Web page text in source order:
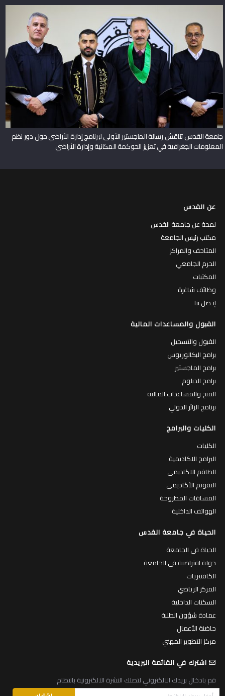
جامعة القدس تناقش رسالة الماجستير الأولى لبرنامج إدارة الأراضي حول دور نظم
المعلومات الجغرافية في تعزيز الحوكمة المكانية وإدارة الأراضي
عن القدس
لمحة عن جامعة القدس
مكتب رئيس الجامعة
المتاحف والمراكز
الحرم الجامعي
المكتبات
وظائف شاغرة
إتـصل بنا
القبول والمساعدات المالية
القبول والتسجيل
برامج البكالوريوس
برامج الماجستير
برامج الدبلوم
المنح والمساعدات المالية
برنامج الزائر الدولي
الكليات والبرامج
الكليات
البرامج الاكاديمية
الطاقم الاكاديمي
التقويم الأكاديمي
المساقات المطروحة
الهواتف الداخلية
الحياة في جامعة القدس
الحياة في الجامعة
جولة افتراضية في الجامعة
الكافتيريات
المركز الرياضي
السكنات الداخلية
عمادة شؤون الطلبة
حاضنة الأعمال
مركز التطوير المهني
اشترك في القائمة البريدية
قم بادخال بريدك الالكتروني لتصلك النشرة الالكترونية بانتظام